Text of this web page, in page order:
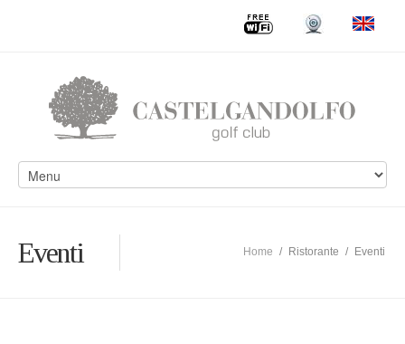
Eventi Home / Ristorante / Eventi